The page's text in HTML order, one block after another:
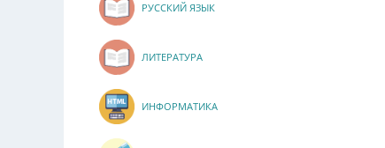
РУССКИЙ ЯЗЫК
ЛИТЕРАТУРА
ИНФОРМАТИКА